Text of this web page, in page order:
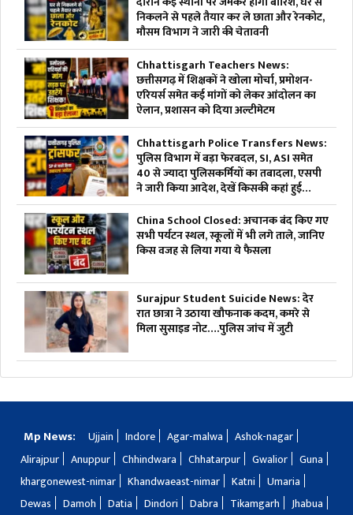
निकलने से पहले तैयार कर ले छाता और रेनकोट,
मौसम विभाग ने जारी की चेतावनी
Chhattisgarh Teachers News:
छत्तीसगढ़ में शिक्षकों ने खोला मोर्चा, प्रमोशन-
एरियर्स समेत कई मांगों को लेकर आंदोलन का
ऐलान, प्रशासन को दिया अल्टीमेटम
Chhattisgarh Police Transfers News:
पुलिस विभाग में बड़ा फेरबदल, SI, ASI समेत
40 से ज्यादा पुलिसकर्मियों का तबादला, एसपी
ने जारी किया आदेश, देखें किसकी कहां हुई
तैनाती
China School Closed: अचानक बंद किए गए
सभी पर्यटन स्थल, स्कूलों में भी लगे ताले, जानिए
किस वजह से लिया गया ये फैसला
Surajpur Student Suicide News: देर
रात छात्रा ने उठाया खौफनाक कदम, कमरे से
मिला सुसाइड नोट….पुलिस जांच में जुटी
Mp News: Ujjain Indore Agar-malwa
Ashok-nagar
Alirajpur
Anuppur Chhindwara Chhatarpur Gwalior
Guna
khargonewest-nimar
Khandwaeast-nimar Katni
Umaria
Dewas
Damoh Datia Dindori Dabra Tikamgarh
Jhabua